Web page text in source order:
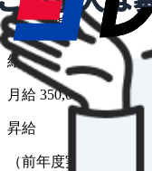
給与形態
月給
給与
月給 350,000円〜
昇給
（前年度実績 あり